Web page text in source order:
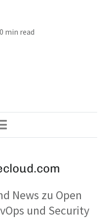
min read
News zu Open
und Security